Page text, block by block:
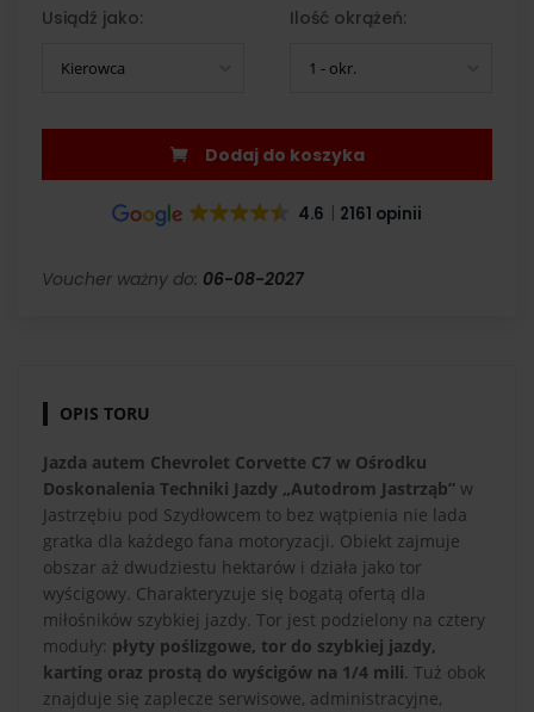
Usiądź jako:
Kierowca
Ilość okrążeń:
1 - okr.
Dodaj do koszyka
4.6 2161 opinii
Voucher ważny do: 06-08-2027
OPIS TORU
Jazda autem Chevrolet Corvette C7 w Ośrodku
Doskonalenia Techniki Jazdy „Autodrom Jastrząb” w
Jastrzębiu pod Szydłowcem to bez wątpienia nie lada
gratka dla każdego fana motoryzacji. Obiekt zajmuje
obszar aż dwudziestu hektarów i działa jako tor
wyścigowy. Charakteryzuje się bogatą ofertą dla
miłośników szybkiej jazdy. Tor jest podzielony na cztery
moduły: płyty poślizgowe, tor do szybkiej jazdy,
karting oraz prostą do wyścigów na 1/4 mili. Tuż obok
znajduje się zaplecze serwisowe, administracyjne,